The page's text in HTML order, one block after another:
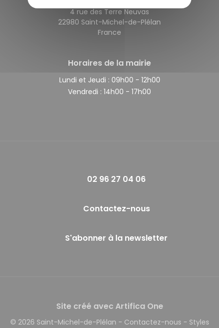
4 rue des Terre Neuvas
22980 Saint-Michel-de-Plélan
France
Horaires de la mairie
Lundi et Jeudi : 09h00 - 12h00
Vendredi : 14h00 - 17h00
02 96 27 04 06
Contactez-nous
S'abonner à la newsletter
Site créé avec Artifica One
© 2026 Saint-Michel-de-Plélan - Contactez-nous - Styles